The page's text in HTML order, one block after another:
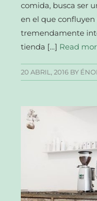
comida, busca ser
en el que
tremendamente
tienda […] Read
20 ABRIL, 2016 BY